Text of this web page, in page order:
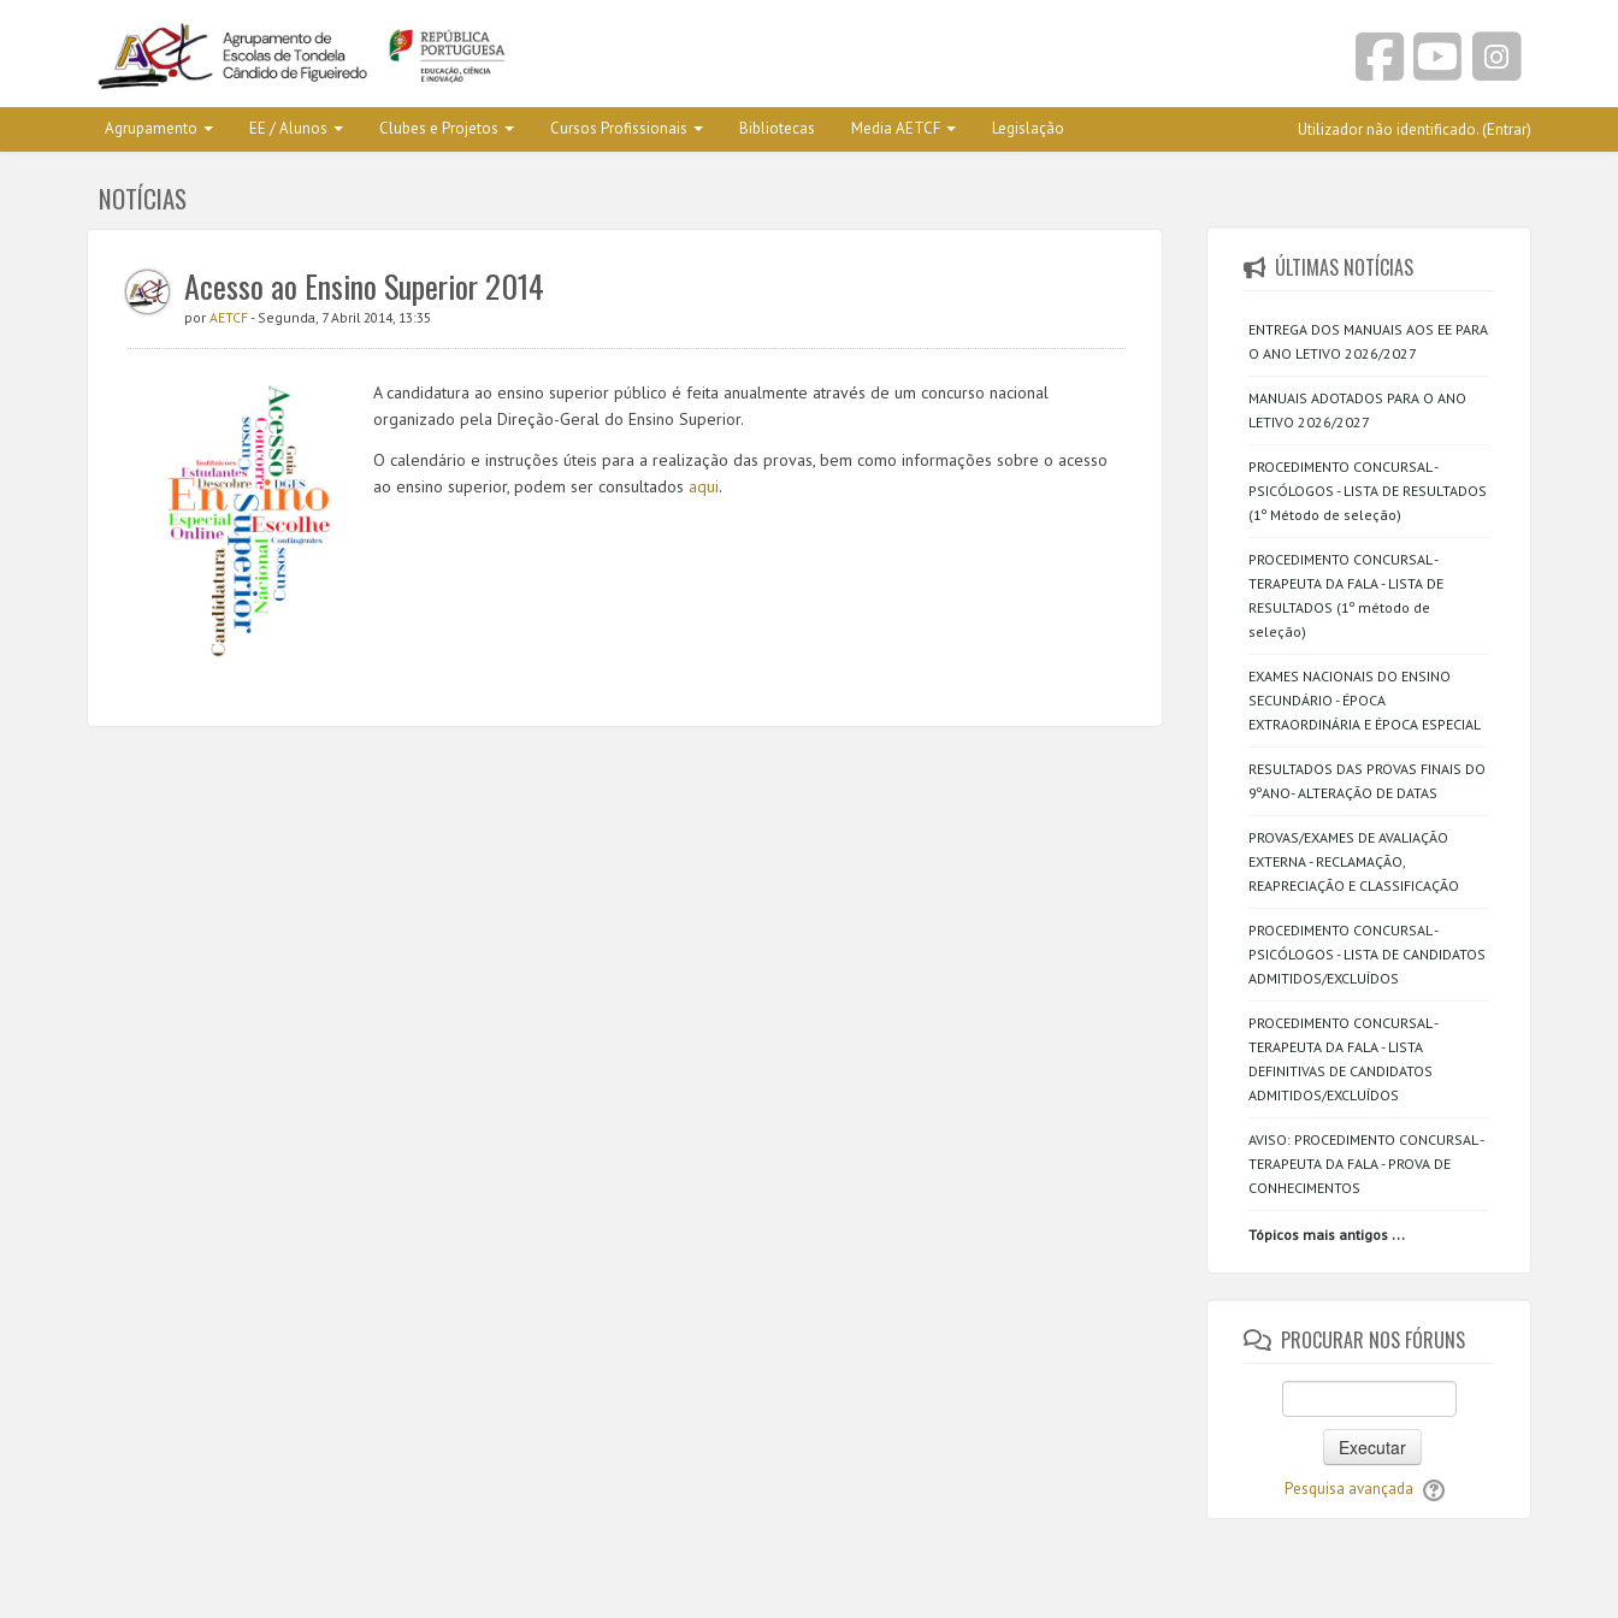
Agrupamento EE / Alunos Clubes e Projetos Cursos Profissionais Bibliotecas Media AETCF Legislação Utilizador não identificado. (Entrar)
NOTÍCIAS
Acesso ao Ensino Superior 2014
por AETCF- Segunda, 7 Abril 2014, 13:35
A candidatura ao ensino superior público é feita anualmente através de um concurso nacional
organizado pela Direção-Geral do Ensino Superior.
O calendário e instruções úteis para a realização das provas, bem como informações sobre o acesso
ao ensino superior, podem ser consultados aqui.
ÚLTIMAS NOTÍCIAS
ENTREGA DOS MANUAIS AOS EE PARA
O ANO LETIVO 2026/2027
MANUAIS ADOTADOS PARA O ANO
LETIVO 2026/2027
PROCEDIMENTO CONCURSAL -
PSICÓLOGOS - LISTA DE RESULTADOS
(1º Método de seleção)
PROCEDIMENTO CONCURSAL -
TERAPEUTA DA FALA - LISTA DE
RESULTADOS (1º método de
seleção)
EXAMES NACIONAIS DO ENSINO
SECUNDÁRIO - ÉPOCA
EXTRAORDINÁRIA E ÉPOCA ESPECIAL
RESULTADOS DAS PROVAS FINAIS DO
9ºANO- ALTERAÇÃO DE DATAS
PROVAS/EXAMES DE AVALIAÇÃO
EXTERNA - RECLAMAÇÃO,
REAPRECIAÇÃO E CLASSIFICAÇÃO
PROCEDIMENTO CONCURSAL -
PSICÓLOGOS - LISTA DE CANDIDATOS
ADMITIDOS/EXCLUÍDOS
PROCEDIMENTO CONCURSAL -
TERAPEUTA DA FALA - LISTA
DEFINITIVAS DE CANDIDATOS
ADMITIDOS/EXCLUÍDOS
AVISO: PROCEDIMENTO CONCURSAL -
TERAPEUTA DA FALA - PROVA DE
CONHECIMENTOS
Tópicos mais antigos ...
PROCURAR NOS FÓRUNS
Executar
Pesquisa avançada